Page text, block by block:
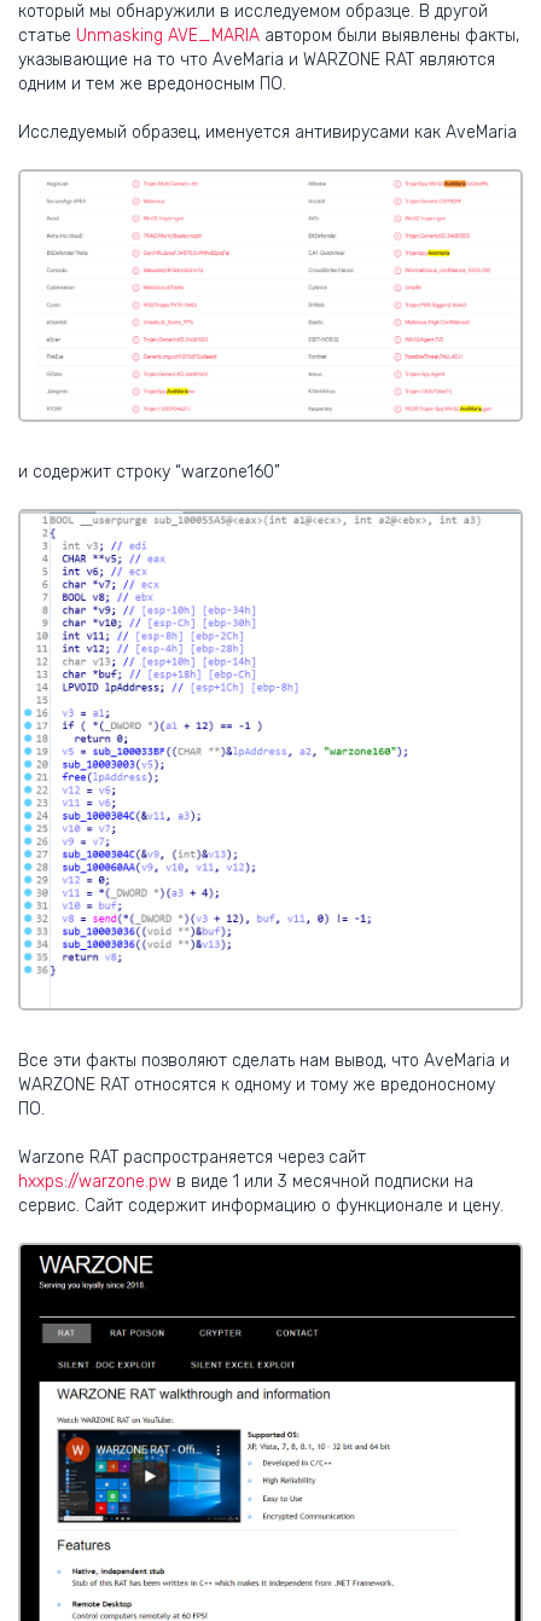
который мы обнаружили в исследуемом образце. В другой
статье Unmasking AVE_MARIA автором были выявлены факты,
указывающие на то что AveMaria и WARZONE RAT являются
одним и тем же вредоносным ПО.
Исследуемый образец, именуется антивирусами как AveMaria
и содержит строку “warzone160”
Все эти факты позволяют сделать нам вывод, что AveMaria и
WARZONE RAT относятся к одному и тому же вредоносному
ПО.
Warzone RAT распространяется через сайт
hxxps://warzone.pw в виде 1 или 3 месячной подписки на
сервис. Сайт содержит информацию о функционале и цену.